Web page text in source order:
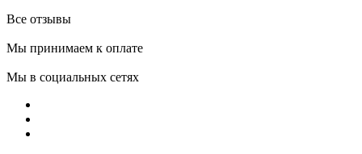
Все отзывы
Мы принимаем к оплате
Мы в социальных сетях